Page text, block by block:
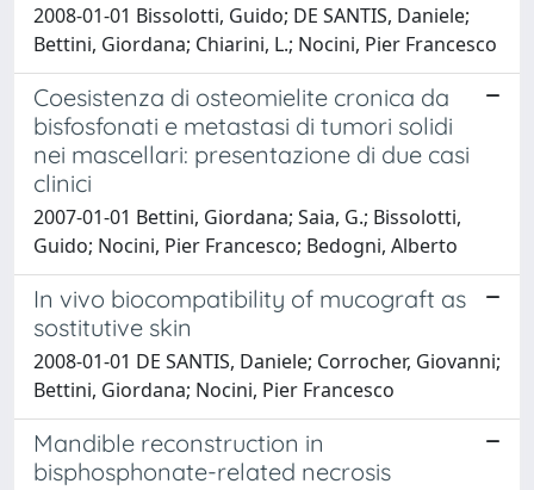
2008-01-01 Bissolotti, Guido; DE SANTIS, Daniele;
Bettini, Giordana; Chiarini, L.; Nocini, Pier Francesco
Coesistenza di osteomielite cronica da
bisfosfonati e metastasi di tumori solidi
nei mascellari: presentazione di due casi
clinici
2007-01-01 Bettini, Giordana; Saia, G.; Bissolotti,
Guido; Nocini, Pier Francesco; Bedogni, Alberto
In vivo biocompatibility of mucograft as
sostitutive skin
2008-01-01 DE SANTIS, Daniele; Corrocher, Giovanni;
Bettini, Giordana; Nocini, Pier Francesco
Mandible reconstruction in
bisphosphonate-related necrosis